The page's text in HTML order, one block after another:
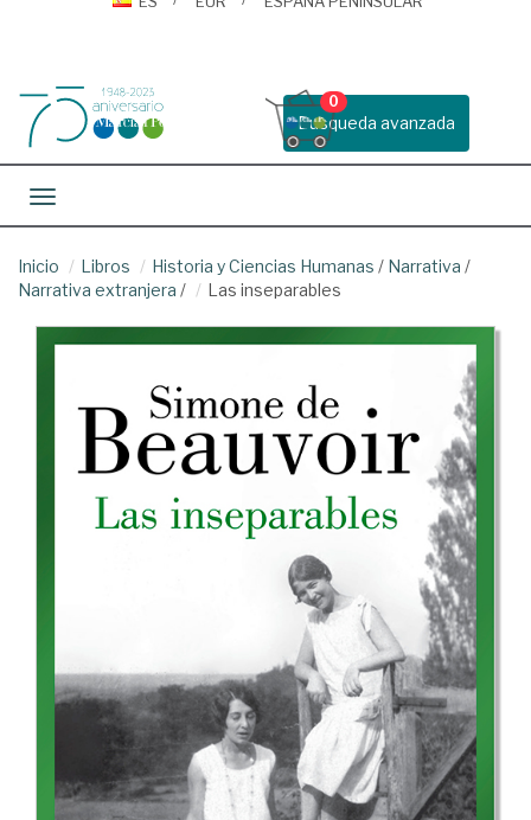
Busqueda avanzada
0
Toggle navigation
Inicio Libros Historia y Ciencias Humanas / Narrativa /
Narrativa extranjera / Las inseparables